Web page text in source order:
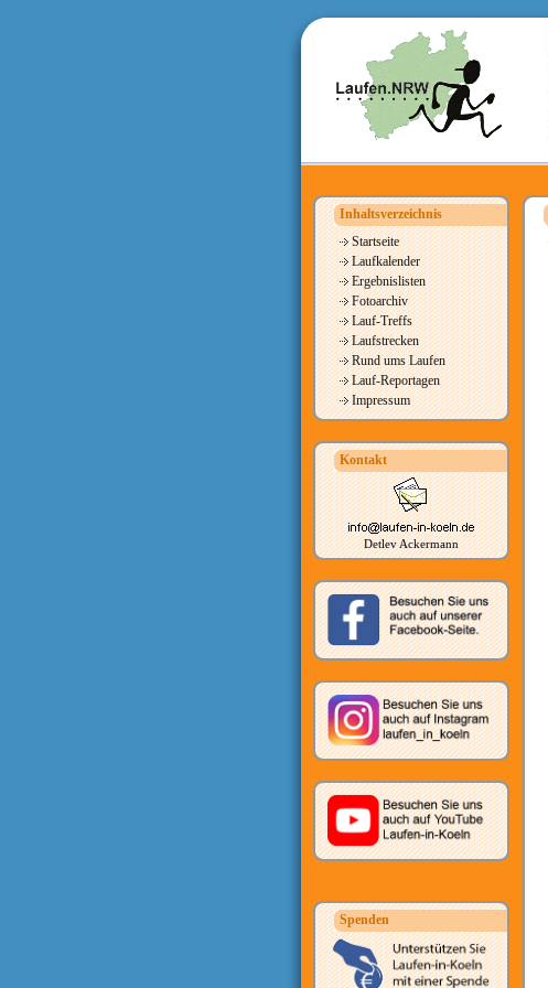
Inhaltsverzeichnis
Startseite
Laufkalender
Ergebnislisten
Fotoarchiv
Lauf-Treffs
Laufstrecken
Rund ums Laufen
Lauf-Reportagen
Impressum
Kontakt
Detlev Ackermann
Spenden